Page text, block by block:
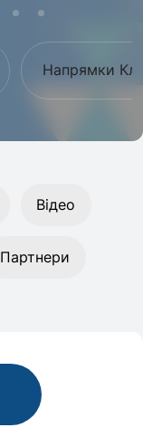
Напрямки
Відео
Партнери